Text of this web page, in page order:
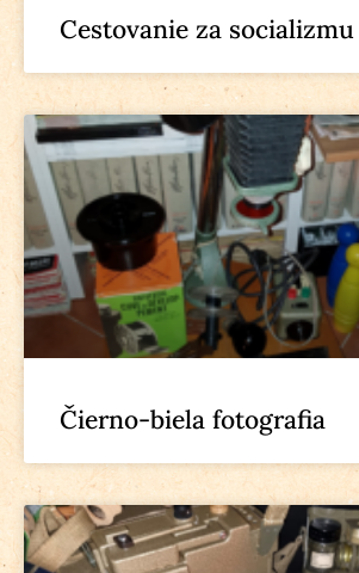
Cestovanie za socializmu
Čierno-biela fotografia